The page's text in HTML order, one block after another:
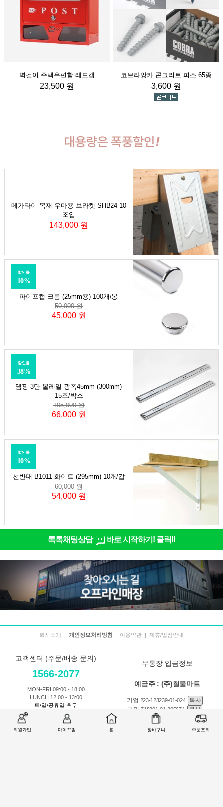
회원가입 마이꾸밈 홈 장바구니 주문조회
벽걸이 주택우편함 레드캡
23,500 원
코브라앙카 콘크리트 피스 65종
3,600 원
메가타이 목재 우마용 브라켓 SHB24 10
조입
143,000 원
파이프캡 크롬 (25mm용) 100개/봉
할인률
10%
50,000 원
45,000 원
댐핑 3단 볼레일 광폭45mm (300mm)
15조/박스
할인률
38%
105,000 원
66,000 원
선반대 B1011 화이트 (295mm) 10개/갑
할인률
10%
60,000 원
54,000 원
톡톡채팅상담 바로 시작하기! 클릭!!
회사소개 | 개인정보처리방침 | 이용약관 | 제휴/입점안내
고객센터 (주문/배송 문의)
1566-2077
MON-FRI 09:00 - 18:00
LUNCH 12:00 - 13:00
토/일/공휴일 휴무
무통장 입금정보
예금주 : (주)철물마트
기업 223-123239-01-024
복사
국민718201-01-205674
복사
301-0168-3882-11 복사